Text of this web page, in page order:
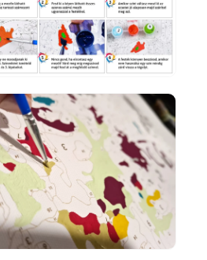
8.
médiafájl
megnyitása
galérianézetben
médiafájl
megnyitása
galérianézetben